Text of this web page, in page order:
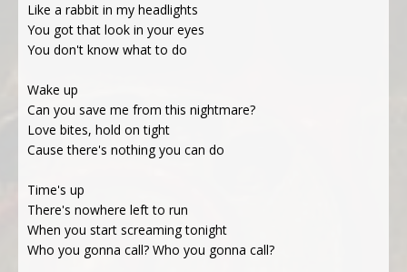
Like a rabbit in my headlights
You got that look in your eyes
You don't know what to do
Wake up
Can you save me from this nightmare?
Love bites, hold on tight
Cause there's nothing you can do
Time's up
There's nowhere left to run
When you start screaming tonight
Who you gonna call? Who you gonna call?